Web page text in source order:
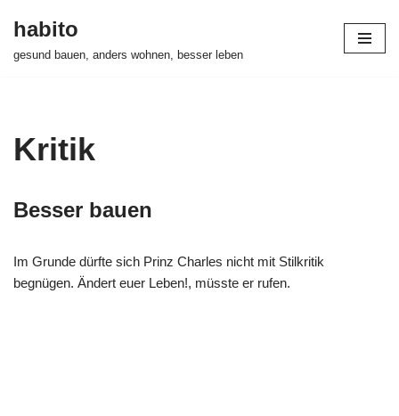
habito
gesund bauen, anders wohnen, besser leben
Kritik
Besser bauen
Im Grunde dürfte sich Prinz Charles nicht mit Stilkritik
begnügen. Ändert euer Leben!, müsste er rufen.